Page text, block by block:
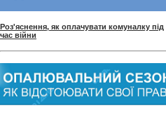
Роз'яснення, як оплачувати комуналку під
час війни